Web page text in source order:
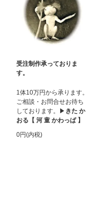
受注制作承っておりま
す。
1体10万円から承ります。
ご相談・お問合せお待ち
しております。▶︎ きた か
おる【 河 童 かわっぱ 】
0円(内税)